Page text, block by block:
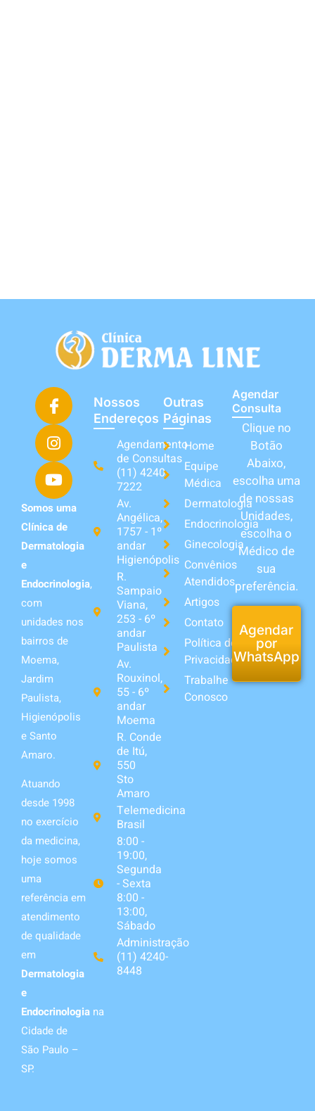
Somos uma
Clínica de
Dermatologia
e
Endocrinologia,
com
unidades nos
bairros de
Moema,
Jardim
Paulista,
Higienópolis
e Santo
Amaro.
Atuando
desde 1998
no exercício
da medicina,
hoje somos
uma
referência em
atendimento
de qualidade
em
Dermatologia
e
Endocrinologia na
Cidade de
São Paulo –
SP.
Nossos
Endereços
Agendamento
de Consultas
(11) 4240-
7222
Av.
Angélica,
1757 - 1º
andar
Higienópolis
R.
Sampaio
Viana,
253 - 6º
andar
Paulista
Av.
Rouxinol,
55 - 6º
andar
Moema
R. Conde
de Itú,
550
Sto
Amaro
Telemedicina
Brasil
8:00 -
19:00,
Segunda
- Sexta
8:00 -
13:00,
Sábado
Administração
(11) 4240-
8448
Outras
Páginas
Home
Equipe
Médica
Dermatologia
Endocrinologia
Ginecologia
Convênios
Atendidos
Artigos
Contato
Política de
Privacidade
Trabalhe
Conosco
Agendar
Consulta
Clique no
Botão
Abaixo,
escolha uma
de nossas
Unidades,
escolha o
Médico de
sua
preferência.
Agendar
por
WhatsApp